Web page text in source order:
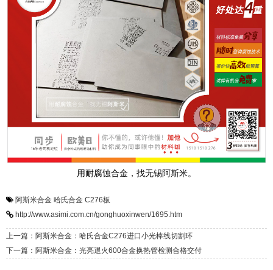
用耐腐蚀合金，找无锡阿斯米。
阿斯米合金 哈氏合金 C276板
http://www.asimi.com.cn/gonghuoxinwen/1695.htm
上一篇：阿斯米合金：哈氏合金C276进口小光棒线切割环
下一篇：阿斯米合金：光亮退火600合金换热管检测合格交付